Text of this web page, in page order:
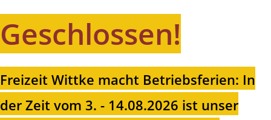
Geschlossen!
Freizeit Wittke macht Betriebsferien: In
der Zeit vom 3. - 14.08.2026 ist unser